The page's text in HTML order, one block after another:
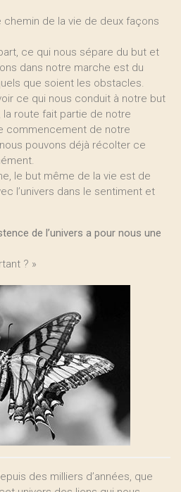
chemin de la vie de deux façons
ce qui nous sépare du but et
dans notre marche est du
que soient les obstacles.
ce qui nous conduit à notre but
route fait partie de notre
commencement de notre
pouvons déjà récolter ce
le but même de la vie est de
l’univers dans le sentiment et
de l’univers a pour nous une
? »
des milliers d’années, que